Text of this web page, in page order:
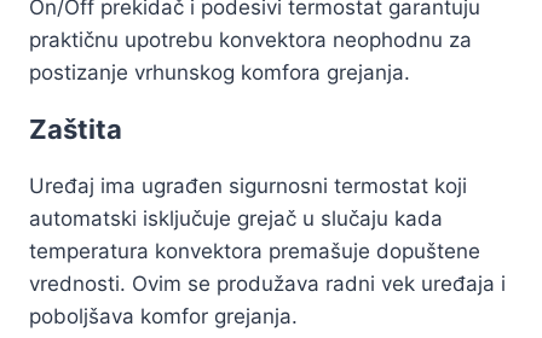
On/Off prekidač i podesivi termostat garantuju
praktičnu upotrebu konvektora neophodnu za
postizanje vrhunskog komfora grejanja.
Zaštita
Uređaj ima ugrađen sigurnosni termostat koji
automatski isključuje grejač u slučaju kada
temperatura konvektora premašuje dopuštene
vrednosti. Ovim se produžava radni vek uređaja i
poboljšava komfor grejanja.